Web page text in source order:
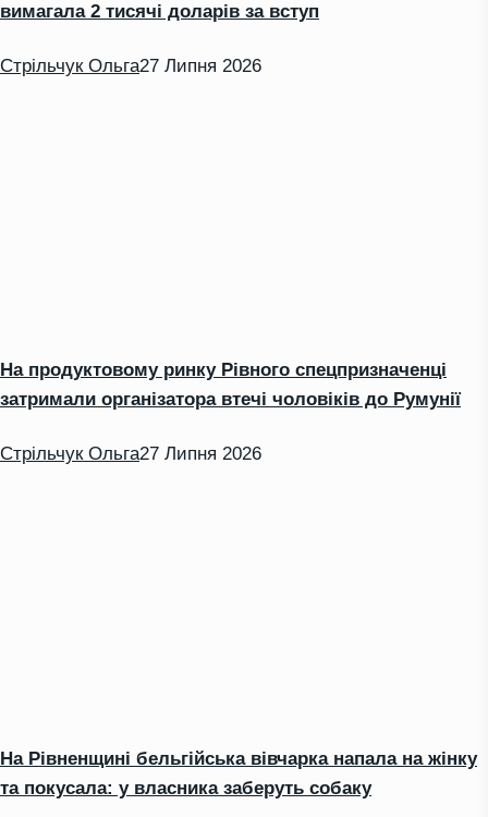
вимагала 2 тисячі доларів за вступ
Стрільчук Ольга27 Липня 2026
На продуктовому ринку Рівного спецпризначенці
затримали організатора втечі чоловіків до Румунії
Стрільчук Ольга27 Липня 2026
На Рівненщині бельгійська вівчарка напала на жінку
та покусала: у власника заберуть собаку